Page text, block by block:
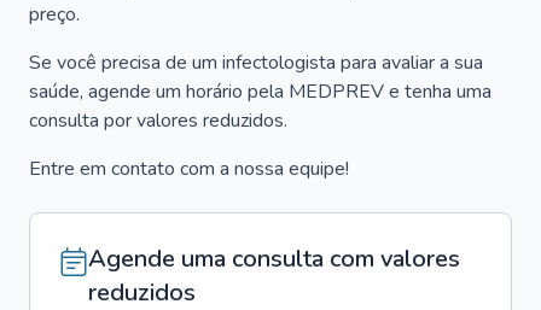
preço.
Se você precisa de um infectologista para avaliar a sua
saúde, agende um horário pela MEDPREV e tenha uma
consulta por valores reduzidos.
Entre em contato com a nossa equipe!
Agende uma consulta com valores
reduzidos